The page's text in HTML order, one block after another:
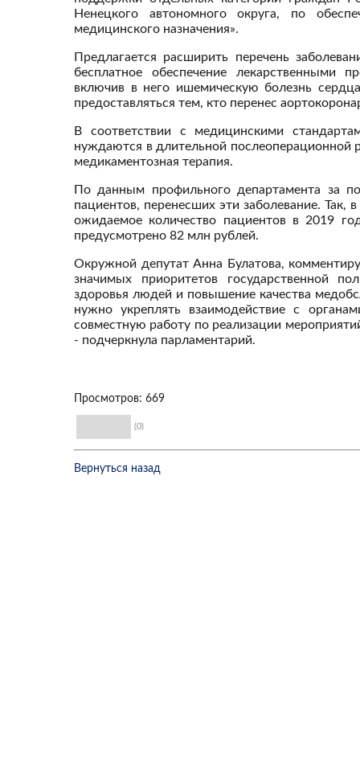
Ненецкого автономного округа, по
медицинского назначения».
Предлагается расширить перечень
бесплатное обеспечение лекарственными
включив в него ишемическую болезнь
предоставляться тем, кто перенес
В соответствии с медицинскими
нуждаются в длительной послеоперационной
медикаментозная терапия.
По данным профильного департамента за
пациентов, перенесших эти заболевание. Так,
ожидаемое количество пациентов в 2019
предусмотрено 82 млн рублей.
Окружной депутат Анна Булатова,
значимых приоритетов государственной
здоровья людей и повышение качества
нужно укреплять взаимодействие с
совместную работу по реализации
- подчеркнула парламентарий.
Просмотров: 669
(0)
Вернуться назад